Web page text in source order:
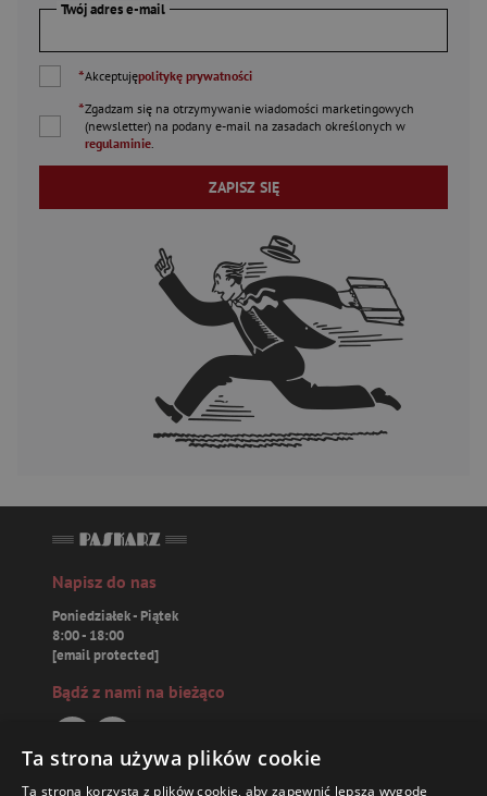
Twój adres e-mail
*Akceptujępolitykę prywatności
*Zgadzam się na otrzymywanie wiadomości marketingowych
(newsletter) na podany e-mail na zasadach określonych w
regulaminie.
ZAPISZ SIĘ
Napisz do nas
Poniedziałek - Piątek
8:00 - 18:00
[email protected]
Bądź z nami na bieżąco
Ta strona używa plików cookie
Ta strona korzysta z plików cookie, aby zapewnić lepszą wygodę